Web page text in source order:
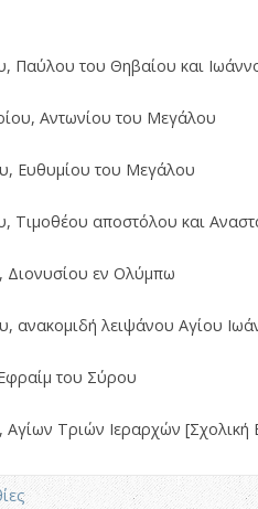
Παύλου του Θηβαίου και
Αντωνίου του Μεγάλου
Ευθυμίου του Μεγάλου
Τιμοθέου αποστόλου και
Διονυσίου εν Ολύμπω
ανακομιδή λειψάνου Αγίου
του Σύρου
Αγίων Τριών Ιεραρχών [Σχολική